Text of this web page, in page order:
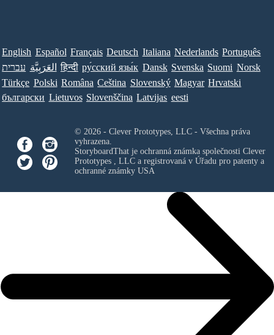
English Español Français Deutsch Italiana Nederlands Português
עברית العَرَبِيَّة हिन्दी ру́сский язы́к Dansk Svenska Suomi Norsk
Türkçe Polski Româna Ceština Slovenský Magyar Hrvatski
български Lietuvos Slovenščina Latvijas eesti
© 2026 - Clever Prototypes, LLC - Všechna práva
vyhrazena.
StoryboardThat je ochranná známka společnosti Clever
Prototypes , LLCa registrovaná v Úřadu pro patenty a
ochranné známky USA